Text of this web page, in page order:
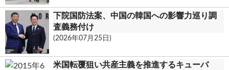
下院国防法案、中国の韓国への影響力巡り調
査義務付け
(2026年07月25日)
米国転覆狙い共産主義を推進するキューバ